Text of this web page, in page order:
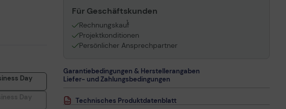
Day
Für Geschäftskunden
Rechnungskauf
1
Projektkonditionen
Persönlicher Ansprechpartner
Garantiebedingungen & Herstellerangaben
Liefer- und Zahlungsbedingungen
Technisches Produktdatenblatt